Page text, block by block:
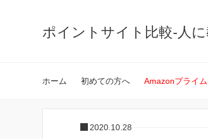
ポイントサイト比較-人
ホーム 初めての方へ Amazonプライム
2020.10.28